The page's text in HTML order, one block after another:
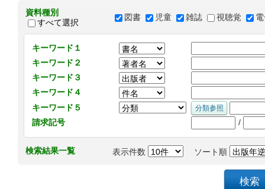
資料種別
すべて選択
図書 児童 雑誌 視聴覚
キーワード１
キーワード２
キーワード３
キーワード４
キーワード５
請求記号
/
検索結果一覧 表示件数 ソート順